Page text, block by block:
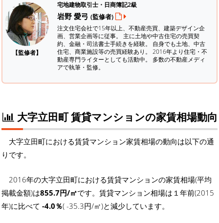
【監修者】
宅地建物取引士・日商簿記2級
岩野 愛弓 (監修者)
注文住宅会社で15年以上、不動産売買、建築デザイン企
画、営業企画等に従事。 主に土地や中古住宅の売買契
約、金融・司法書士手続きを経験。 自身でも土地、中古
住宅、商業施設等の売買経験あり。 2016年より住宅・不
動産専門ライターとしても活動中。 多数の不動産メディ
アで執筆・監修。
大字立田町 賃貸マンションの家賃相場動向
大字立田町における賃貸マンション家賃相場の動向は以下の通
りです。
2016年の大字立田町における賃貸マンションの家賃相場(平均
掲載金額)は855.7円/㎡です。賃貸マンション相場は１年前(2015
年)に比べて -4.0％( -35.3円/㎡)と減少しています。